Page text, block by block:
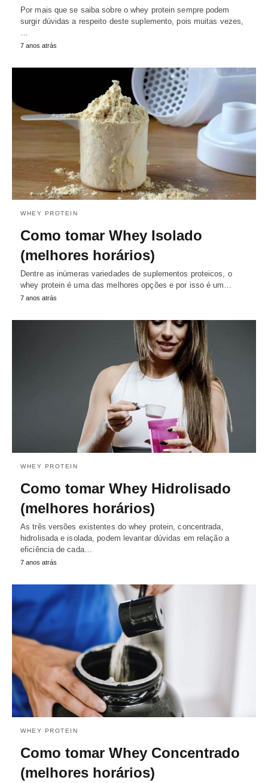
Por mais que se saiba sobre o whey protein sempre podem
surgir dúvidas a respeito deste suplemento, pois muitas vezes,
7 anos atrás
WHEY PROTEIN
Como tomar Whey Isolado
(melhores horários)
Dentre as inúmeras variedades de suplementos proteicos, o
whey protein é uma das melhores opções e por isso é um…
7 anos atrás
WHEY PROTEIN
Como tomar Whey Hidrolisado
(melhores horários)
As três versões existentes do whey protein, concentrada,
hidrolisada e isolada, podem levantar dúvidas em relação a
eficiência de cada…
7 anos atrás
WHEY PROTEIN
Como tomar Whey Concentrado
(melhores horários)